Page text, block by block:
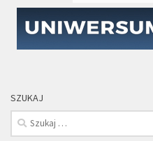
SZUKAJ
Szukaj: